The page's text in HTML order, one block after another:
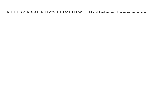
ALLEVAMENTO LUXURY - Bulldog Francese